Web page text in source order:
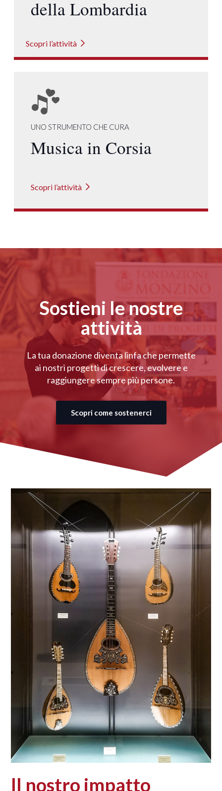
della Lombardia
Scopri l’attività
UNO STRUMENTO CHE CURA
Musica in Corsia
Scopri l’attività
Sostieni le nostre
attività
La tua donazione diventa linfa che permette
ai nostri progetti di crescere, evolvere e
raggiungere sempre più persone.
Scopri come sostenerci
Il nostro impatto